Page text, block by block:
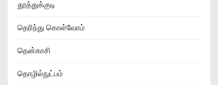
தூத்துக்குடி
தெரிந்து கொள்வோம்
தென்காசி
தொழில்நுட்பம்